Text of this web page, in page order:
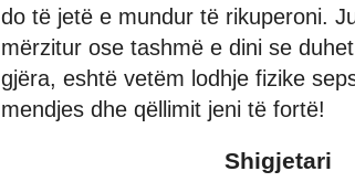
do të jetë e mundur të rikuperoni.
mërzitur ose tashmë e dini se
gjëra, eshtë vetëm lodhje fizike
mendjes dhe qëllimit jeni të fortë!
Shigjetari